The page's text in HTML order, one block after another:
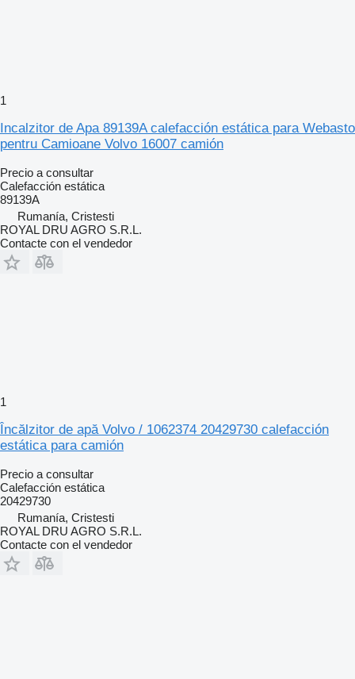
1
Incalzitor de Apa 89139A calefacción estática para Webasto
pentru Camioane Volvo 16007 camión
Precio a consultar
Calefacción estática
89139A
Rumanía, Cristesti
ROYAL DRU AGRO S.R.L.
Contacte con el vendedor
1
Încălzitor de apă Volvo / 1062374 20429730 calefacción
estática para camión
Precio a consultar
Calefacción estática
20429730
Rumanía, Cristesti
ROYAL DRU AGRO S.R.L.
Contacte con el vendedor